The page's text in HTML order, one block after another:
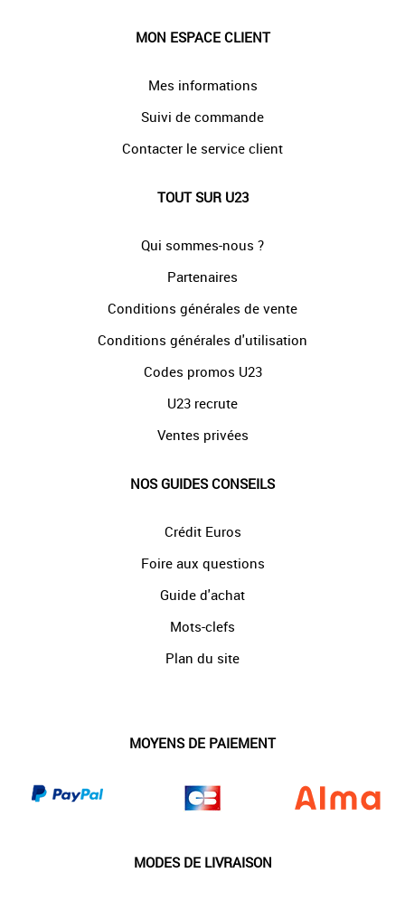
MON ESPACE CLIENT
Mes informations
Suivi de commande
Contacter le service client
TOUT SUR U23
Qui sommes-nous ?
Partenaires
Conditions générales de vente
Conditions générales d'utilisation
Codes promos U23
U23 recrute
Ventes privées
NOS GUIDES CONSEILS
Crédit Euros
Foire aux questions
Guide d'achat
Mots-clefs
Plan du site
MOYENS DE PAIEMENT
MODES DE LIVRAISON